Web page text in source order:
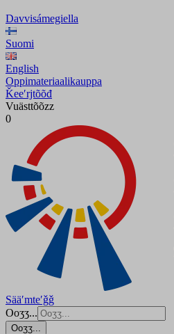
Davvisámegiella
Suomi
English
Oppimateriaalikauppa
Ǩeeʹrjtõõđ
Vuästtõõzz
0
Sääʹmteʹǧǧ
Ooʒʒ...
Ooʒʒ...